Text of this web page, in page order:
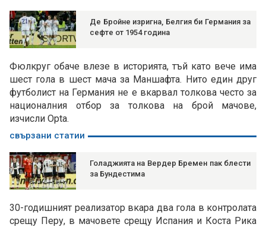
Де Бройне изригна, Белгия би Германия за
сефте от 1954 година
Фюлкруг обаче влезе в историята, тъй като вече има
шест гола в шест мача за Маншафта. Нито един друг
футболист на Германия не е вкарвал толкова често за
националния отбор за толкова на брой мачове,
изчисли Opta.
свързани статии
Голаджията на Вердер Бремен пак блести
за Бундестима
30-годишният реализатор вкара два гола в контролата
срещу Перу, в мачовете срещу Испания и Коста Рика